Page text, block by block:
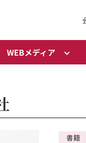
WEBメディア
書籍